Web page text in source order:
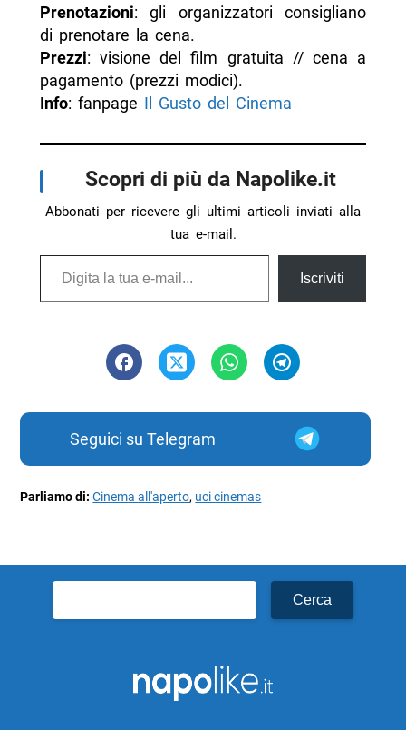
Prenotazioni: gli organizzatori consigliano
di prenotare la cena.
Prezzi: visione del film gratuita // cena a
pagamento (prezzi modici).
Info: fanpage Il Gusto del Cinema
Scopri di più da Napolike.it
Abbonati per ricevere gli ultimi articoli inviati alla
tua e-mail.
Digita la tua e-mail...
Iscriviti
Seguici su Telegram
Parliamo di:Cinema all'aperto, uci cinemas
per: